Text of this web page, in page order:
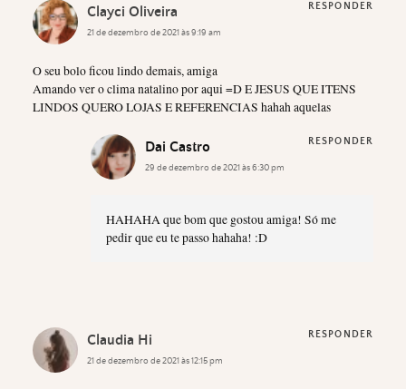
Clayci Oliveira
21 de dezembro de 2021 às 9:19 am
O seu bolo ficou lindo demais, amiga
Amando ver o clima natalino por aqui =D E JESUS QUE ITENS
LINDOS QUERO LOJAS E REFERENCIAS hahah aquelas
RESPONDER
Dai Castro
29 de dezembro de 2021 às 6:30 pm
HAHAHA que bom que gostou amiga! Só me
pedir que eu te passo hahaha! :D
RESPONDER
Claudia Hi
21 de dezembro de 2021 às 12:15 pm
RESPONDER